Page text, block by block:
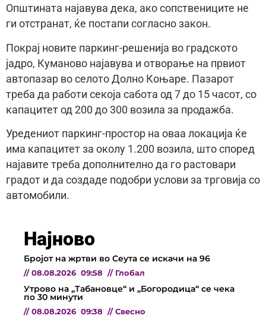
Општината најавува дека, ако сопствениците не
ги отстранат, ќе постапи согласно закон.
Покрај новите паркинг-решенија во градското
јадро, Куманово најавува и отворање на првиот
автопазар во селото Долно Коњаре. Пазарот
треба да работи секоја сабота од 7 до 15 часот, со
капацитет од 200 до 300 возила за продажба.
Уредениот паркинг-простор на оваа локација ќе
има капацитет за околу 1.200 возила, што според
најавите треба дополнително да го растовари
градот и да создаде подобри услови за трговија со
автомобили.
Најново
Бројот на жртви во Сеута се искачи на 96
// 08.08.2026 09:58 // Глобал
Утрово на „Табановце“ и „Богородица“ се чека
по 30 минути
// 08.08.2026 09:38 // Свесно